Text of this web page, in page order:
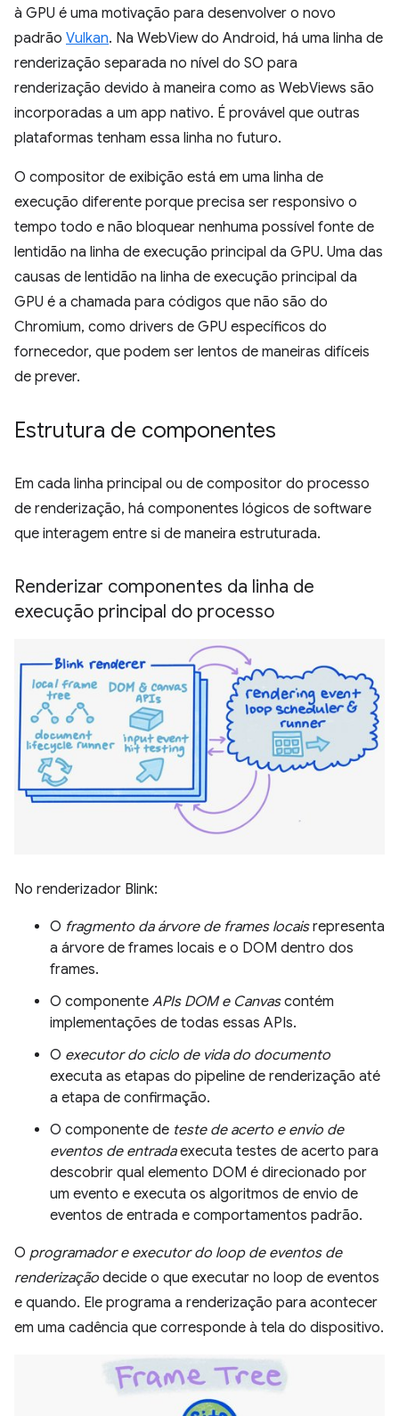
à GPU é uma motivação para desenvolver o novo
padrão Vulkan. Na WebView do Android, há uma linha de
renderização separada no nível do SO para
renderização devido à maneira como as WebViews são
incorporadas a um app nativo. É provável que outras
plataformas tenham essa linha no futuro.
O compositor de exibição está em uma linha de
execução diferente porque precisa ser responsivo o
tempo todo e não bloquear nenhuma possível fonte de
lentidão na linha de execução principal da GPU. Uma das
causas de lentidão na linha de execução principal da
GPU é a chamada para códigos que não são do
Chromium, como drivers de GPU específicos do
fornecedor, que podem ser lentos de maneiras difíceis
de prever.
Estrutura de componentes
Em cada linha principal ou de compositor do processo
de renderização, há componentes lógicos de software
que interagem entre si de maneira estruturada.
Renderizar componentes da linha de
execução principal do processo
No renderizador Blink:
O fragmento da árvore de frames locaisrepresenta
a árvore de frames locais e o DOM dentro dos
frames.
O componente APIs DOM e Canvascontém
implementações de todas essas APIs.
O executor do ciclo de vida do documento
executa as etapas do pipeline de renderização até
a etapa de confirmação.
O componente de teste de acerto e envio de
eventos de entradaexecuta testes de acerto para
descobrir qual elemento DOM é direcionado por
um evento e executa os algoritmos de envio de
eventos de entrada e comportamentos padrão.
O programador e executor do loop de eventos de
renderização decide o que executar no loop de eventos
e quando. Ele programa a renderização para acontecer
em uma cadência que corresponde à tela do dispositivo.